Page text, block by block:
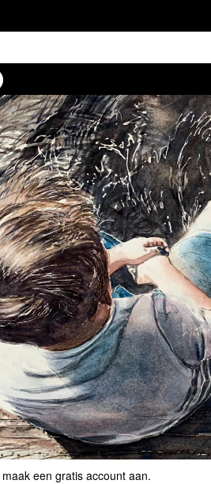
maak een gratis account aan.